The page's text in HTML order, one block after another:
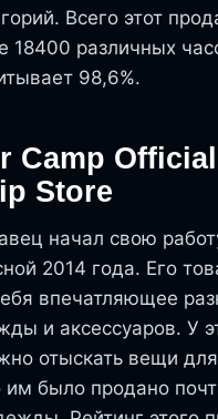
Всего этот
18400 различных
98,6%.
Camp Official
Store
начал свою
2014 года. Его
впечатляющее
и аксессуаров. У
отыскать вещи
им было продано